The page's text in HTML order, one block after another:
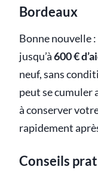
Bordeaux
Bonne nouvelle
jusqu’à600 €
neuf, sans
peut se cumuler
à conserver
rapidement
Conseils